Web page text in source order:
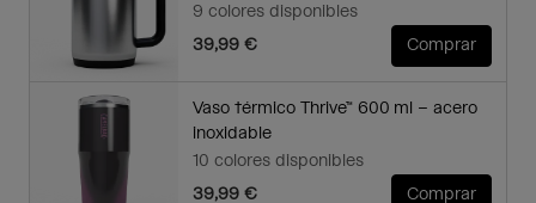
9 colores disponibles
39,99 €
Comprar
Vaso térmico Thrive™ 600 ml – acero
inoxidable
10 colores disponibles
39,99 €
Comprar